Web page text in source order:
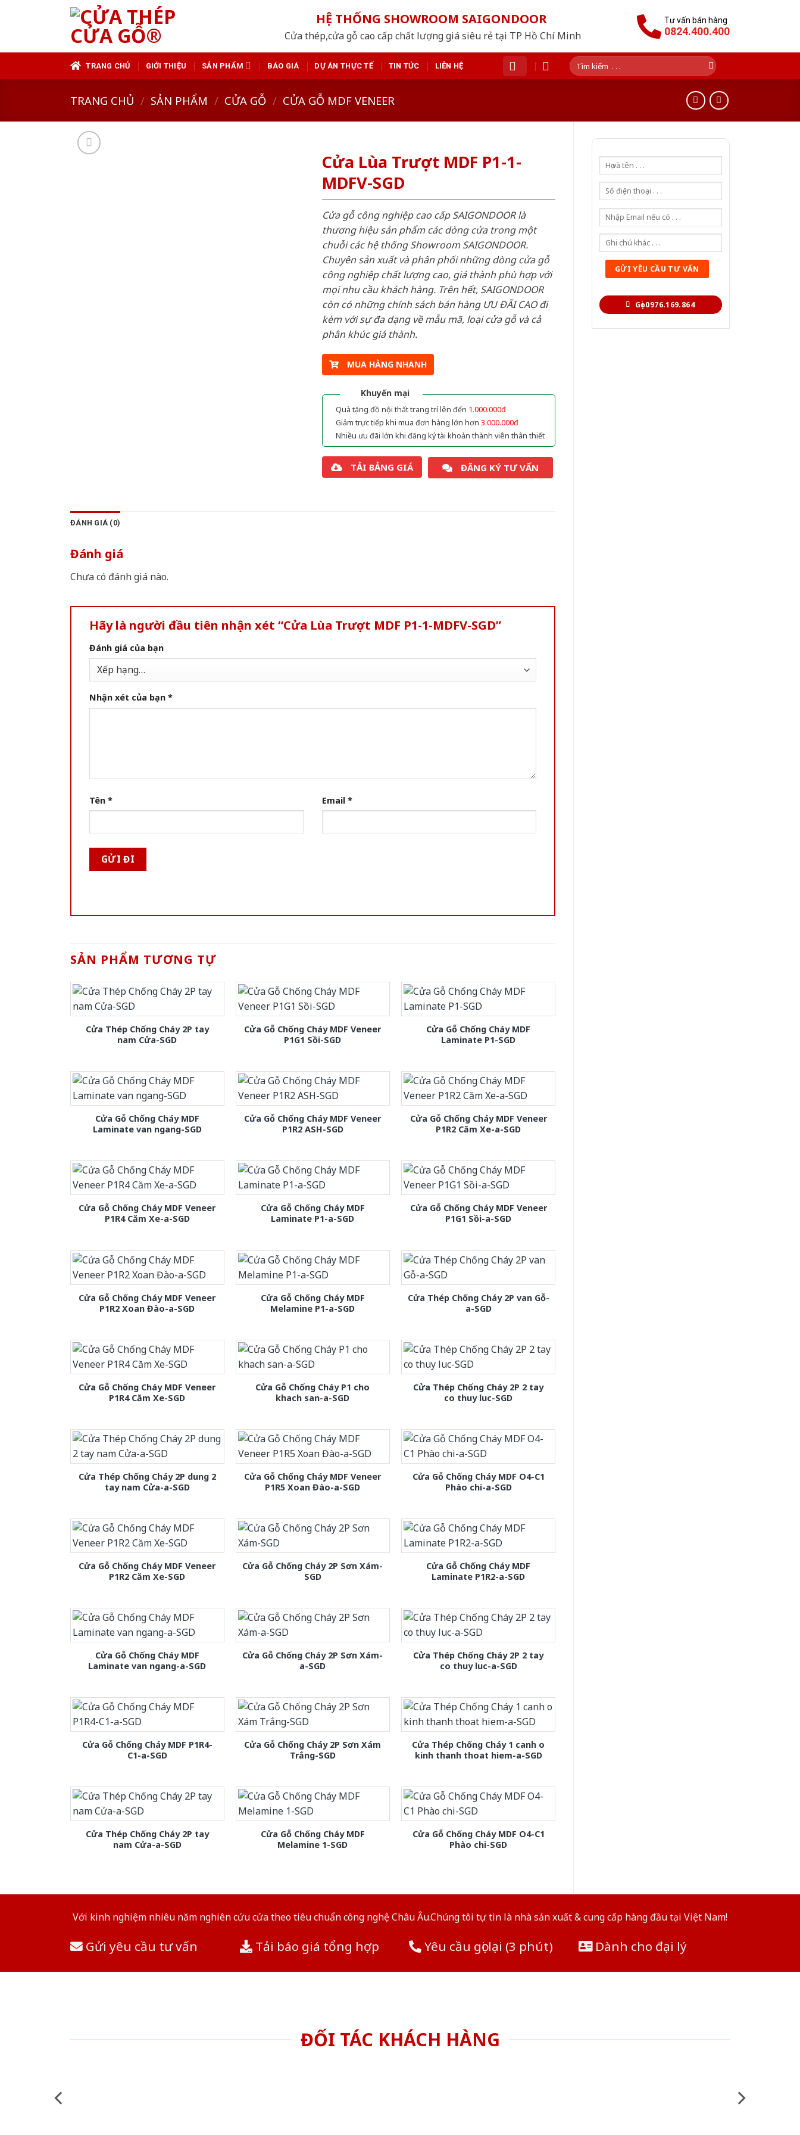
HỆ THỐNG SHOWROOM SAIGONDOOR
Cửa thép,cửa gỗ cao cấp chất lượng giá siêu rẻ tại TP Hồ Chí Minh
Tư vấn bán hàng
0824.400.400
TRANG CHỦ GIỚI THIỆU SẢN PHẨM BÁO GIÁ DỰ ÁN THỰC TẾ TIN TỨC LIÊN HỆ
Tìm
kiếm:
TRANG CHỦ / SẢN PHẨM / CỬA GỖ / CỬA GỖ MDF VENEER
Gọi 0976.169.864
Cửa Lùa Trượt MDF P1-1-
MDFV-SGD
Cửa gỗ công nghiệp cao cấp SAIGONDOOR là
thương hiệu sản phẩm các dòng cửa trong một
chuỗi các hệ thống Showroom SAIGONDOOR.
Chuyên sản xuất và phân phối những dòng cửa gỗ
công nghiệp chất lượng cao, giá thành phù hợp với
mọi nhu cầu khách hàng. Trên hết, SAIGONDOOR
còn có những chính sách bán hàng ƯU ĐÃI CAO đi
kèm với sự đa dạng về mẫu mã, loại cửa gỗ và cả
phân khúc giá thành.
MUA HÀNG NHANH
Khuyến mại
Quà tặng đồ nội thất trang trí lên đến 1.000.000đ
Giảm trực tiếp khi mua đơn hàng lớn hơn 3.000.000đ
Nhiều ưu đãi lớn khi đăng ký tài khoản thành viên thân thiết
TẢI BẢNG GIÁ ĐĂNG KÝ TƯ VẤN
ĐÁNH GIÁ (0)
Đánh giá
Chưa có đánh giá nào.
Hãy là người đầu tiên nhận xét “Cửa Lùa Trượt MDF P1-1-MDFV-SGD”
Đánh giá của bạn
Nhận xét của bạn *
Tên * Email *
SẢN PHẨM TƯƠNG TỰ
Cửa Thép Chống Cháy 2P tay
nam Cửa-SGD
Cửa Gỗ Chống Cháy MDF Veneer
P1G1 Sồi-SGD
Cửa Gỗ Chống Cháy MDF
Laminate P1-SGD
Cửa Gỗ Chống Cháy MDF
Laminate van ngang-SGD
Cửa Gỗ Chống Cháy MDF Veneer
P1R2 ASH-SGD
Cửa Gỗ Chống Cháy MDF Veneer
P1R2 Căm Xe-a-SGD
Cửa Gỗ Chống Cháy MDF Veneer
P1R4 Căm Xe-a-SGD
Cửa Gỗ Chống Cháy MDF
Laminate P1-a-SGD
Cửa Gỗ Chống Cháy MDF Veneer
P1G1 Sồi-a-SGD
Cửa Gỗ Chống Cháy MDF Veneer
P1R2 Xoan Đào-a-SGD
Cửa Gỗ Chống Cháy MDF
Melamine P1-a-SGD
Cửa Thép Chống Cháy 2P van Gỗ-
a-SGD
Cửa Gỗ Chống Cháy MDF Veneer
P1R4 Căm Xe-SGD
Cửa Gỗ Chống Cháy P1 cho
khach san-a-SGD
Cửa Thép Chống Cháy 2P 2 tay
co thuy luc-SGD
Cửa Thép Chống Cháy 2P dung 2
tay nam Cửa-a-SGD
Cửa Gỗ Chống Cháy MDF Veneer
P1R5 Xoan Đào-a-SGD
Cửa Gỗ Chống Cháy MDF O4-C1
Phào chi-a-SGD
Cửa Gỗ Chống Cháy MDF Veneer
P1R2 Căm Xe-SGD
Cửa Gỗ Chống Cháy 2P Sơn Xám-
SGD
Cửa Gỗ Chống Cháy MDF
Laminate P1R2-a-SGD
Cửa Gỗ Chống Cháy MDF
Laminate van ngang-a-SGD
Cửa Gỗ Chống Cháy 2P Sơn Xám-
a-SGD
Cửa Thép Chống Cháy 2P 2 tay
co thuy luc-a-SGD
Cửa Gỗ Chống Cháy MDF P1R4-
C1-a-SGD
Cửa Gỗ Chống Cháy 2P Sơn Xám
Trắng-SGD
Cửa Thép Chống Cháy 1 canh o
kinh thanh thoat hiem-a-SGD
Cửa Thép Chống Cháy 2P tay
nam Cửa-a-SGD
Cửa Gỗ Chống Cháy MDF
Melamine 1-SGD
Cửa Gỗ Chống Cháy MDF O4-C1
Phào chi-SGD
Với kinh nghiệm nhiêu năm nghiên cứu cửa theo tiêu chuẩn công nghệ Châu Âu.Chúng tôi tự tin là nhà sản xuất & cung cấp hàng đầu tại Việt Nam!
Gửi yêu cầu tư vấn Tải báo giá tổng hợp Yêu cầu gọi lại (3 phút) Dành cho đại lý
ĐỐI TÁC KHÁCH HÀNG